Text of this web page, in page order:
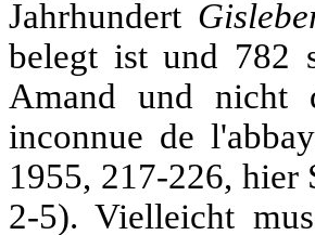
Jahrhundert
belegt ist und 782
Amand und nicht
inconnue de
1955, 217-226, hier
2-5). Vielleicht